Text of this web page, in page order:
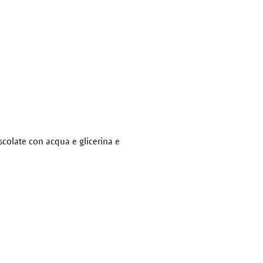
con acqua e glicerina e